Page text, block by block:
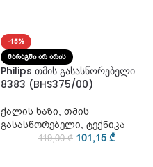
-15%
ᲛᲐᲠᲐᲒᲨᲘ ᲐᲠ ᲐᲠᲘᲡ
Philips თმის გასასწორებელი
8383 (BHS375/00)
ქალის ხაზი, თმის
გასასწორებელი, ტექნიკა
119,00₾ 101,15 ₾